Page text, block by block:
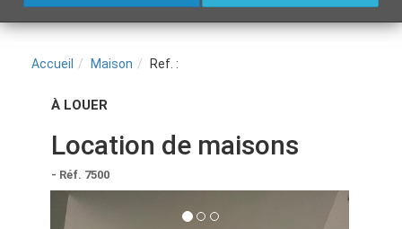
Accueil Maison Ref. :
À LOUER
Location de maisons
- Réf. 7500